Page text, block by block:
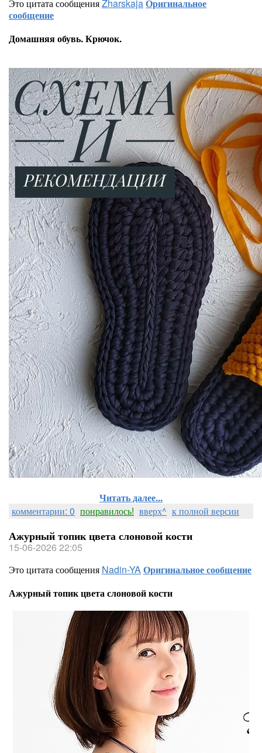
Это цитата сообщенияZharskajaОригинальное
сообщение
Домашняя обувь. Крючок.
Читать далее...
комментарии: 0 понравилось! вверх^ к полной версии
Ажурный топик цвета слоновой кости
15-06-2026 22:05
Это цитата сообщения Nadin-YAОригинальное сообщение
Ажурный топик цвета слоновой кости